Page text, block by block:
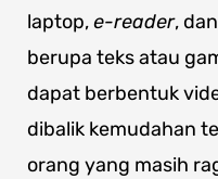
laptop,e-reader,
berupa teks atau
dapat berbentuk
dibalik kemudahan
orang yang masih